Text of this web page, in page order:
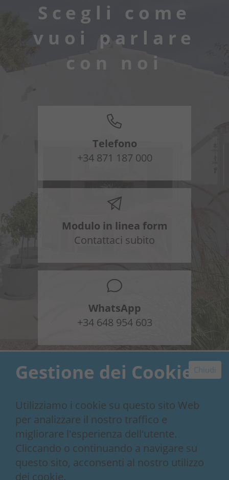
Chiudi
Gestione dei Cookie
Utilizziamo i cookie su questo sito Web
per analizzare il nostro traffico e
migliorare l'esperienza dell'utente.
Cliccando o continuando a navigare su
questo sito, acconsenti al nostro utilizzo
dei cookie.
Scegli come
vuoi parlare
con noi
Telefono
+34 871 187 000
Modulo in linea form
Contattaci subito
WhatsApp
+34 648 954 603
Our 30+ year story
Contatti
Contattaci subito